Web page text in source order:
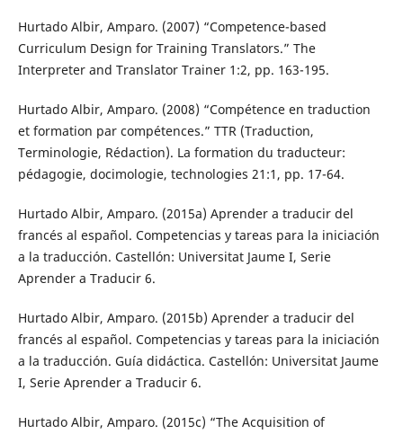
Hurtado Albir, Amparo. (2007) “Competence-based
Curriculum Design for Training Translators.” The
Interpreter and Translator Trainer 1:2, pp. 163-195.
Hurtado Albir, Amparo. (2008) “Compétence en traduction
et formation par compétences.” TTR (Traduction,
Terminologie, Rédaction). La formation du traducteur:
pédagogie, docimologie, technologies 21:1, pp. 17-64.
Hurtado Albir, Amparo. (2015a) Aprender a traducir del
francés al español. Competencias y tareas para la iniciación
a la traducción. Castellón: Universitat Jaume I, Serie
Aprender a Traducir 6.
Hurtado Albir, Amparo. (2015b) Aprender a traducir del
francés al español. Competencias y tareas para la iniciación
a la traducción. Guía didáctica. Castellón: Universitat Jaume
I, Serie Aprender a Traducir 6.
Hurtado Albir, Amparo. (2015c) “The Acquisition of